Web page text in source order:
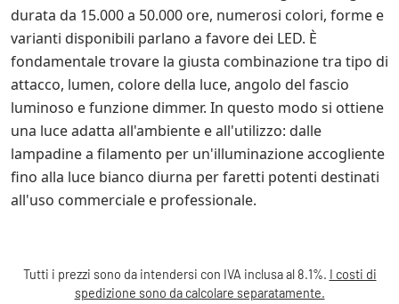
di attacco.
la lampadina non è dimmerabile, ma viene comunque
utilizzata con un dimmer
tensione instabile o componenti elettronici di scarsa
nel caso dei tubi: ballast non adatto o conversione
incompatibile
La soluzione spesso è: un dimmer LED adatto, una
lampadina di alta qualità o un modello compatibile
con il ballast esistente.
l'efficienza, la durata e il design. Ciò consente di
realizzare lampade più piatte, compatte ed efficienti
dal punto di vista energetico.
Lo svantaggio: se il LED o il driver si guasta, spesso
non è possibile o non conviene sostituirli
semplicemente come nel caso delle lampadine
tradizionali con attacco. Di solito, è necessario
sostituire l'intera lampada.
durata da 15.000 a 50.000 ore, numerosi colori, forme e
varianti disponibili parlano a favore dei LED. È
fondamentale trovare la giusta combinazione tra tipo di
attacco, lumen, colore della luce, angolo del fascio
luminoso e funzione dimmer. In questo modo si ottiene
una luce adatta all'ambiente e all'utilizzo: dalle
lampadine a filamento per un'illuminazione accogliente
fino alla luce bianco diurna per faretti potenti destinati
all'uso commerciale e professionale.
Tutti i prezzi sono da intendersi con IVA inclusa al 8.1%.
I costi di
spedizione sono da calcolare separatamente.